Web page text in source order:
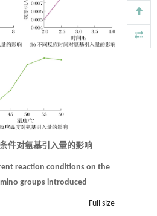
件对氨基引入量的影响
reaction conditions on the
groups introduced
Full size